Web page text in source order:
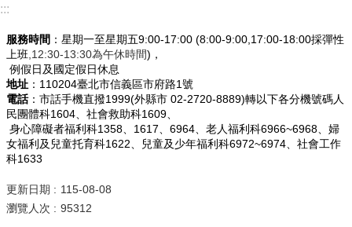
:::
服務時間 ：星期一至星期五9:00-17:00 (8:00-9:00,17:00-18:00採彈性
上班,12:30-13:30為午休時間)，
例假日及國定假日休息
地址 ：110204臺北市信義區市府路1號
電話：市話手機直撥1999(外縣市 02-2720-8889)轉以下各分機號碼人
民團體科1604、社會救助科1609、
身心障礙者福利科1358、1617、6964、老人福利科6966~6968、婦
女福利及兒童托育科1622、兒童及少年福利科6972~6974、社會工作
科1633
更新日期
115-08-08
瀏覽人次
95312